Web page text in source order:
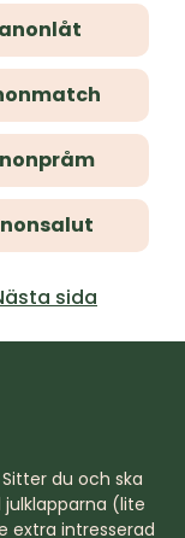
sida
du och ska
(lite
extra intresserad